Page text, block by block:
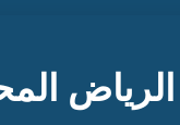
الرياض